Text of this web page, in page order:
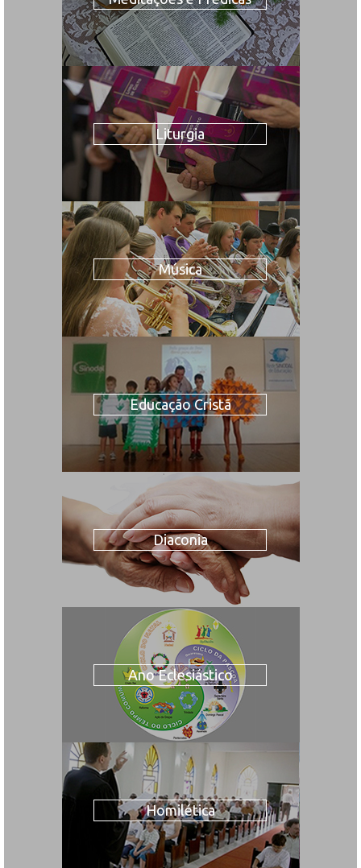
Liturgia
Música
Educação Cristã
Diaconia
Ano Eclesiástico
Homilética